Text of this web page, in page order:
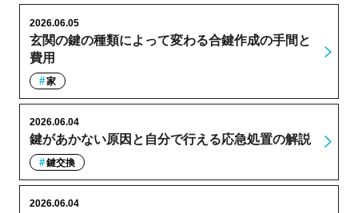
玄関の鍵の種類によって変わる合鍵作成の手間と
費用
2026.06.05
家
鍵があかない原因と自分で行える応急処置の解説
2026.06.04
鍵交換
2026.06.04